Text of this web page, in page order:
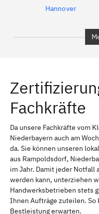
Hannover
Erlangen
Bayreuth
Schweinfurt
Freising
Fachkräfte
Da unsere Fachkräfte vom
Niederbayern auch am
da. Sie können unseren
aus Rampoldsdorf,
im Jahr. Damit jeder Notfall
werden kann, unterziehen
Handwerksbetrieben stets
Ihnen Aufträge zuteilen. So
Bestleistung erwarten.